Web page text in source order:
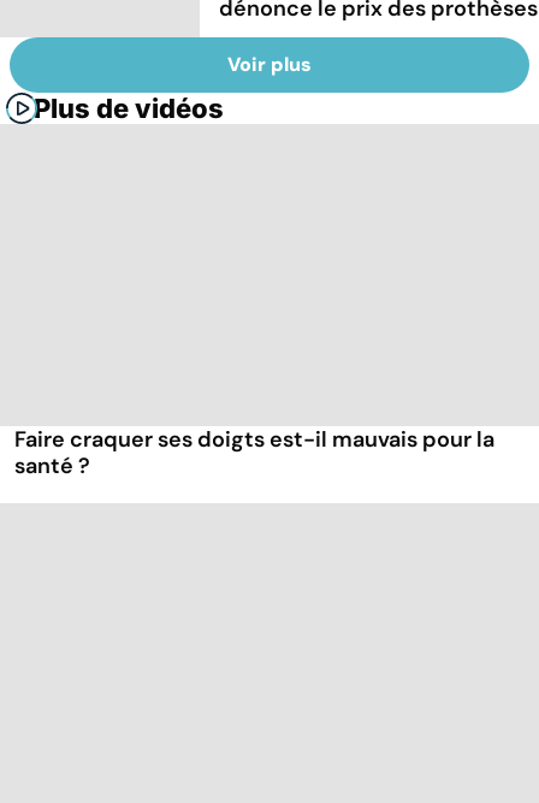
dénonce le prix des prothèses
Voir plus
Plus de vidéos
Faire craquer ses doigts est-il mauvais pour la
santé ?